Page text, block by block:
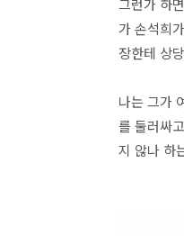
그런가 하
가 손석희
장한테 상
나는 그가
를 둘러싸
지 않나 하